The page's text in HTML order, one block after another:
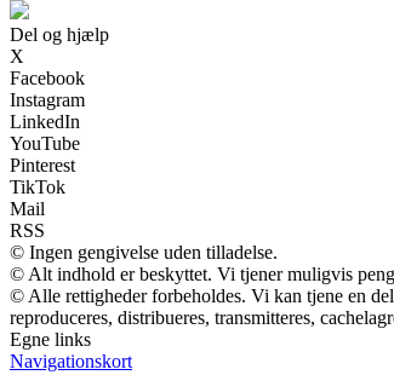
Del og hjælp
X
Facebook
Instagram
LinkedIn
YouTube
Pinterest
TikTok
Mail
RSS
© Ingen gengivelse uden tilladelse.
© Alt indhold er beskyttet. Vi tjener muligvis
© Alle rettigheder forbeholdes. Vi kan tjene en
reproduceres, distribueres, transmitteres,
Egne links
Navigationskort